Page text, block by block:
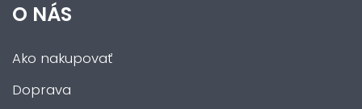
O NÁS
Ako nakupovať
Doprava